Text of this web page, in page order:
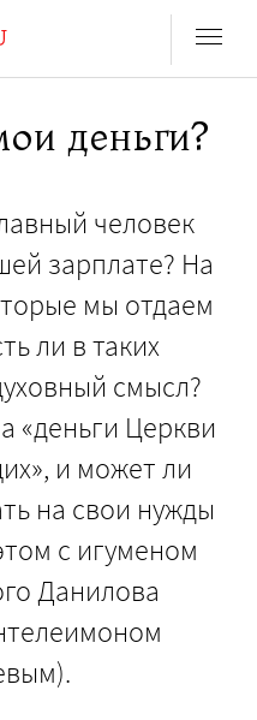
деньги?
человек
зарплате? На
мы отдаем
ли в таких
смысл?
«деньги Церкви
и может ли
на свои нужды
с игуменом
Данилова